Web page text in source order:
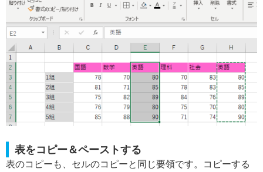
表をコピー＆ペーストする
表のコピーも、セルのコピーと同じ要領です。コピーする